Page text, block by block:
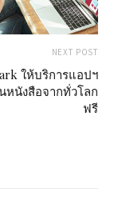
NEXT POST
ให้บริการแอปฯ
หนังสือจากทั่วโลก
ฟรี